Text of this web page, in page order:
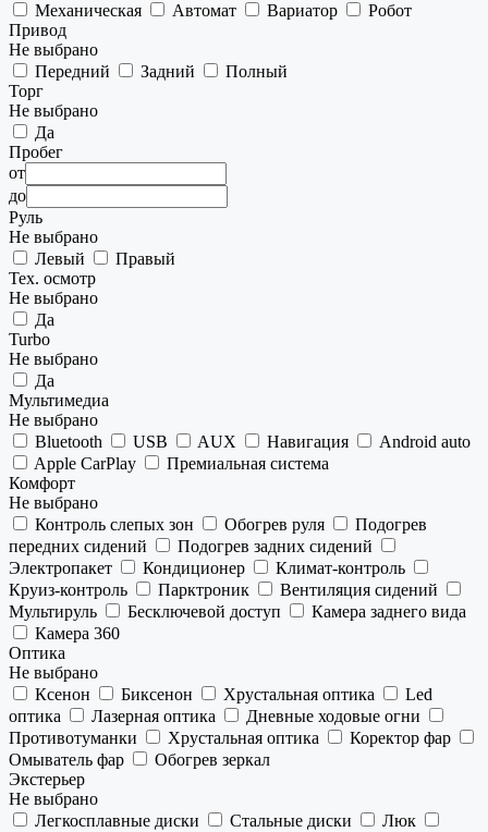
Механическая
Автомат Вариатор
Робот
Привод
Не выбрано
Передний
Задний
Полный
Торг
Не выбрано
Да
Пробег
от
до
Руль
Не выбрано
Левый
Правый
Тех. осмотр
Не выбрано
Да
Turbo
Не выбрано
Да
Мультимедиа
Не выбрано
Bluetooth
USB AUX Навигация
Android auto
Apple CarPlay
Премиальная система
Комфорт
Не выбрано
Контроль слепых зон
Обогрев руля
Подогрев
передних сидений
Подогрев задних сидений
Электропакет
Кондиционер
Климат-контроль
Круиз-контроль
Парктроник
Вентиляция сидений
Мультируль
Бесключевой доступ
Камера заднего вида
Камера 360
Оптика
Не выбрано
Ксенон
Биксенон Хрустальная оптика
Led
оптика
Лазерная оптика
Дневные ходовые огни
Противотуманки
Хрустальная оптика
Коректор фар
Омыватель фар
Обогрев зеркал
Экстерьер
Не выбрано
Легкосплавные диски
Стальные диски
Люк